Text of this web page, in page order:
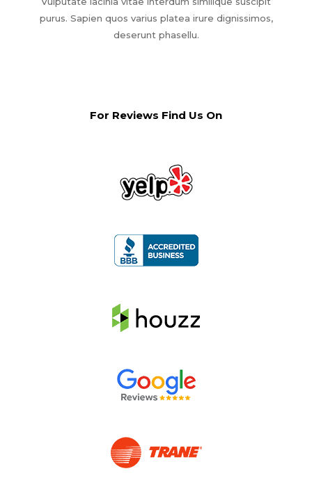
purus. Sapien quos varius platea irure dignissimos,
deserunt phasellu.
For Reviews Find Us On